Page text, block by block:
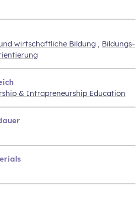
wirtschaftliche Bildung , Bildungs-
& Intrapreneurship Education